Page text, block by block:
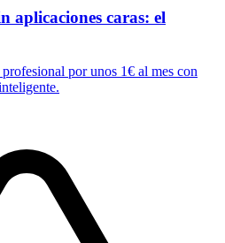
aplicaciones caras: el
por unos 1€ al mes con